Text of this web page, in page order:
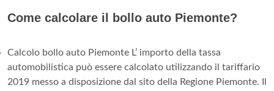
Come calcolare il bollo auto Piemonte?
Calcolo bollo auto Piemonte L’ importo della tassa
automobilistica può essere calcolato utilizzando il tariffario
2019 messo a disposizione dal sito della Regione Piemonte. Il